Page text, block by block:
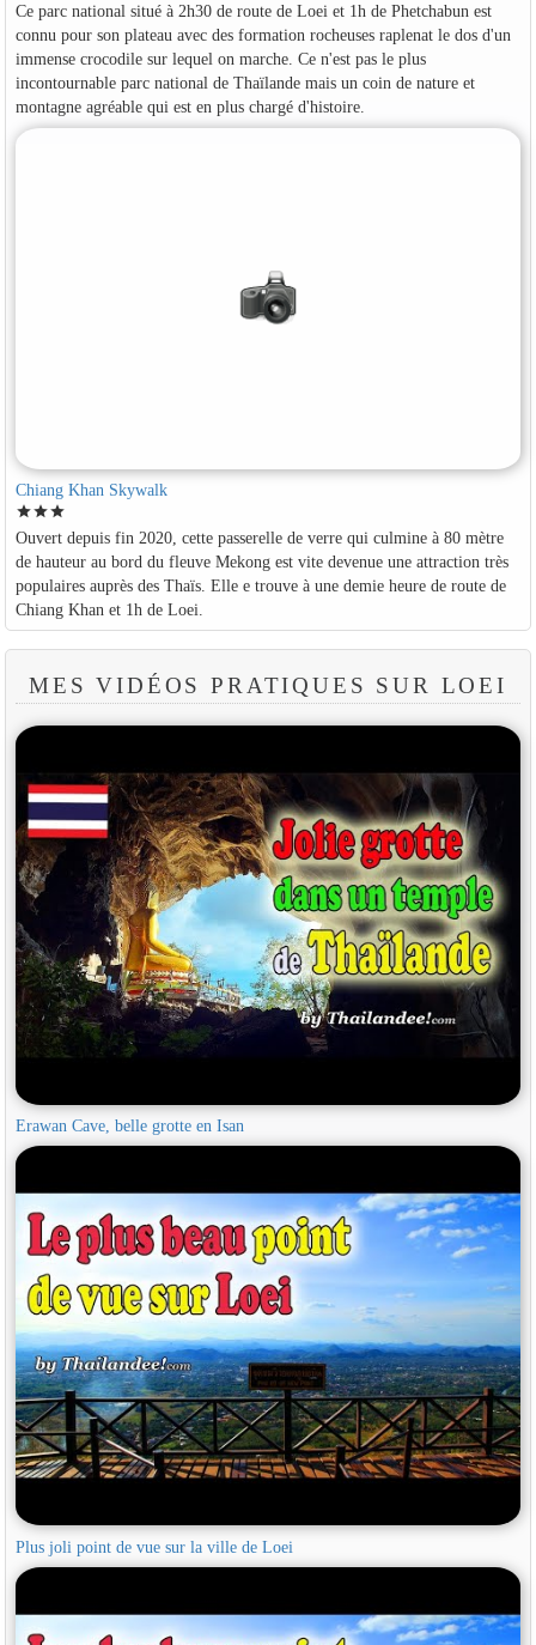
Ce parc national situé à 2h30 de route de Loei et 1h de Phetchabun est
connu pour son plateau avec des formation rocheuses raplenat le dos d'un
immense crocodile sur lequel on marche. Ce n'est pas le plus
incontournable parc national de Thaïlande mais un coin de nature et
montagne agréable qui est en plus chargé d'histoire.
Chiang Khan Skywalk
starstarstar
Ouvert depuis fin 2020, cette passerelle de verre qui culmine à 80 mètre
de hauteur au bord du fleuve Mekong est vite devenue une attraction très
populaires auprès des Thaïs. Elle e trouve à une demie heure de route de
Chiang Khan et 1h de Loei.
MES VIDÉOS PRATIQUES SUR LOEI
Erawan Cave, belle grotte en Isan
Plus joli point de vue sur la ville de Loei